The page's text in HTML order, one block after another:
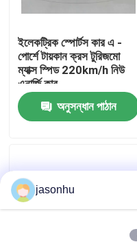
মান নিয়ন্ত্রণ
আমাদের সাথে যোগাযোগ করুন
উদ্ধৃতির জন্য আবেদন
বিশুদ্ধ ইলেকট্রিক গাড়ি
ইলেকট্রিক স্পোর্টস কার এ -
পোর্শে টায়কান ক্রস টুরিজমো
ম্যাক্স স্পিড 220km/h নিউ
এনার্জি কার
অনুসন্ধান পাঠান
jasonhu